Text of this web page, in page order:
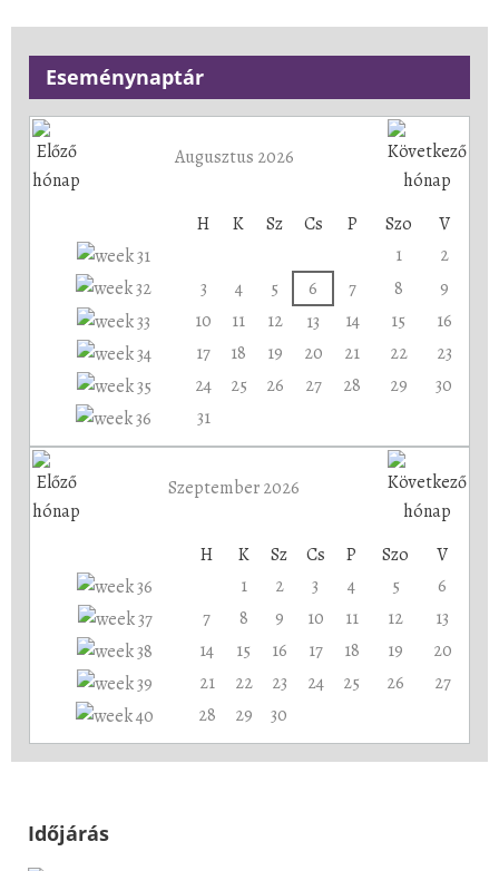
Eseménynaptár
Augusztus 2026
H K Sz Cs P Szo
V
1
2
3
4 5 6 7 8
9
10
11 12 13 14 15
16
17
18 19 20 21 22
23
24
25 26 27 28 29
30
31
Szeptember 2026
H K Sz Cs P Szo
V
1
2 3 4 5
6
7
8 9 10 11 12
13
14
15 16 17 18 19
20
21
22 23 24 25 26
27
28
29 30
Időjárás